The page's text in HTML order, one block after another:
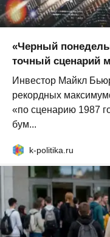
«Черный
точный сценарий
Инвестор Майкл
рекордных
«по сценарию 1987
бум...
k-politika.ru